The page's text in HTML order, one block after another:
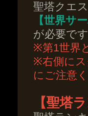
聖塔クエ
【世界サ
が必要で
※第1世界
※右側にス
にご注意
【聖塔